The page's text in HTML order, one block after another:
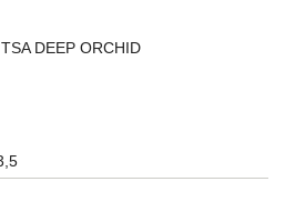
DEEP ORCHID